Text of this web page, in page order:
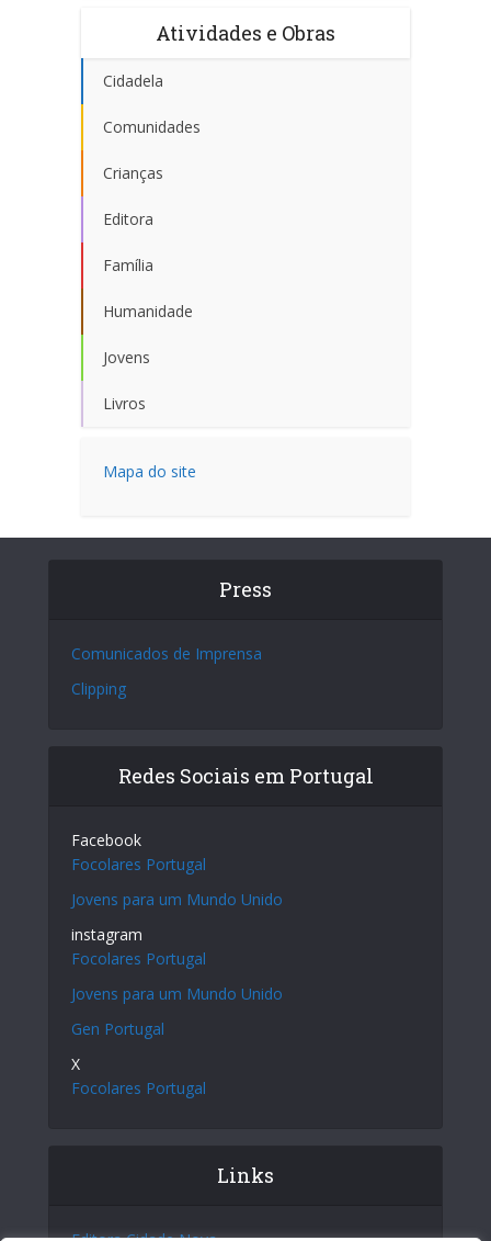
Atividades e Obras
Cidadela
Comunidades
Crianças
Editora
Família
Humanidade
Jovens
Livros
Mapa do site
Press
Comunicados de Imprensa
Clipping
Redes Sociais em Portugal
Facebook
Focolares Portugal
Jovens para um Mundo Unido
instagram
Focolares Portugal
Jovens para um Mundo Unido
Gen Portugal
X
Focolares Portugal
Links